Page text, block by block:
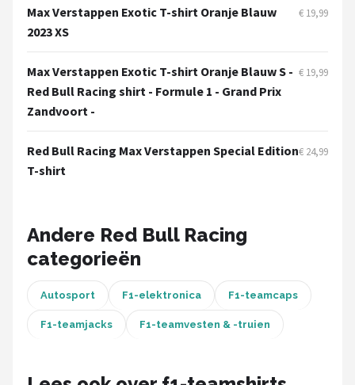
Hot Wheels
Ferrari
Thrustmaster
Next Level Racing
Oracle Red Bull Racing
Alle merken →
Max Verstappen Exotic T-shirt Oranje Blauw
2023 XS
€ 19,99
Max Verstappen Exotic T-shirt Oranje Blauw S -
Red Bull Racing shirt - Formule 1 - Grand Prix
Zandvoort -
€ 19,99
Red Bull Racing Max Verstappen Special Edition
T-shirt
€ 24,99
Andere Red Bull Racing
categorieën
Autosport F1-elektronica F1-teamcaps
F1-teamjacks F1-teamvesten & -truien